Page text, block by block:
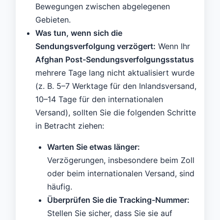
Bewegungen zwischen abgelegenen
Gebieten.
Was tun, wenn sich die
Sendungsverfolgung verzögert: Wenn Ihr
Afghan Post-Sendungsverfolgungsstatus
mehrere Tage lang nicht aktualisiert wurde
(z. B. 5–7 Werktage für den Inlandsversand,
10–14 Tage für den internationalen
Versand), sollten Sie die folgenden Schritte
in Betracht ziehen:
Warten Sie etwas länger:
Verzögerungen, insbesondere beim Zoll
oder beim internationalen Versand, sind
häufig.
Überprüfen Sie die Tracking-Nummer:
Stellen Sie sicher, dass Sie sie auf